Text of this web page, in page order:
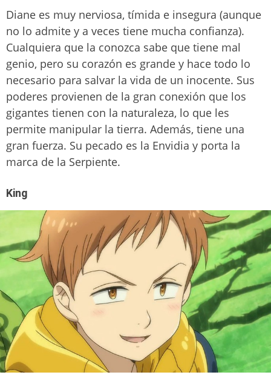
Diane es muy nerviosa, tímida e insegura (aunque
no lo admite y a veces tiene mucha confianza).
Cualquiera que la conozca sabe que tiene mal
genio, pero su corazón es grande y hace todo lo
necesario para salvar la vida de un inocente. Sus
poderes provienen de la gran conexión que los
gigantes tienen con la naturaleza, lo que les
permite manipular la tierra. Además, tiene una
gran fuerza. Su pecado es la Envidia y porta la
marca de la Serpiente.
King